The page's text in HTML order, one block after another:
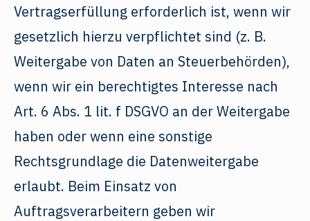
Vertragserfüllung erforderlich ist, wenn wir
gesetzlich hierzu verpflichtet sind (z. B.
Weitergabe von Daten an Steuerbehörden),
wenn wir ein berechtigtes Interesse nach
Art. 6 Abs. 1 lit. f DSGVO an der Weitergabe
haben oder wenn eine sonstige
Rechtsgrundlage die Datenweitergabe
erlaubt. Beim Einsatz von
Auftragsverarbeitern geben wir